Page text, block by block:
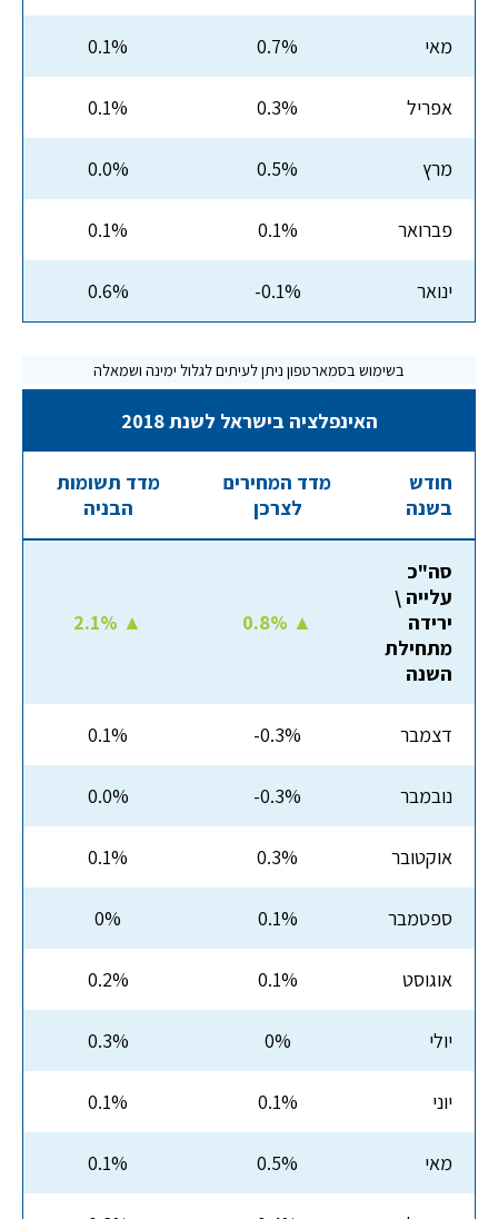
מאי 0.7%
0.1%
אפריל 0.3%
0.1%
מרץ 0.5%
0.0%
פברואר 0.1%
0.1%
ינואר -0.1%
0.6%
האינפלציה בישראל לשנת 2018
חודש
בשנה
מדד המחירים
לצרכן
מדד תשומות
הבניה
סה"כ
עלייה \
ירידה
מתחילת
השנה
0.8% ▲
2.1% ▲
דצמבר -0.3%
0.1%
נובמבר -0.3%
0.0%
אוקטובר 0.3%
0.1%
ספטמבר 0.1%
0%
אוגוסט 0.1%
0.2%
יולי 0%
0.3%
יוני 0.1%
0.1%
מאי 0.5%
0.1%